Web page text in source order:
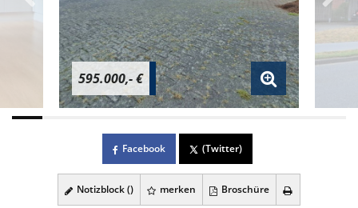
595.000,- €
Facebook (Twitter)
Notizblock () merken Broschüre